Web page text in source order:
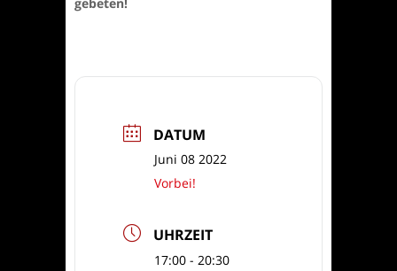
DATUM
Juni 08 2022
Vorbei!
UHRZEIT
17:00 - 20:30